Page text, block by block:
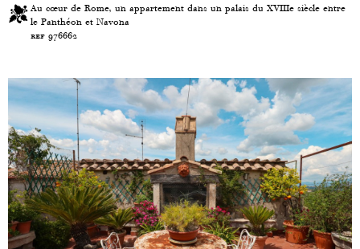
Au cœur de Rome, un appartement dans un palais du XVIIIe siècle entre
le Panthéon et Navona
ref 976662